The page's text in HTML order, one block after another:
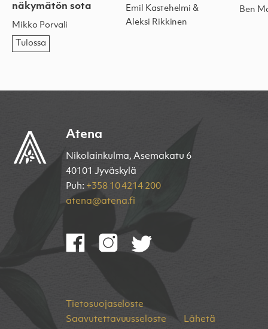
näkymätön sota
Mikko Porvali
Tulossa
Emil Kastehelmi &
Aleksi Rikkinen
Ben
Atena
Nikolainkulma, Asemakatu 6
40101 Jyväskylä
Puh: +358 10 4214 200
atena@atena.fi
Tietosuojaseloste
Saavutettavuusseloste
Lähetä